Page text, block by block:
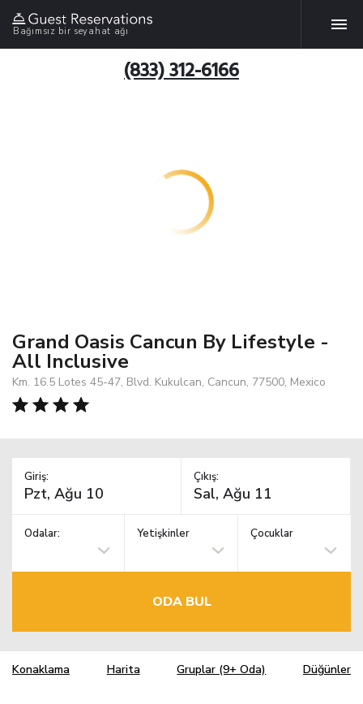
Bağımsız bir seyahat ağı
(833) 312-6166
Grand Oasis Cancun By Lifestyle -
All Inclusive
Km. 16.5 Lotes 45-47, Blvd. Kukulcan, Cancun, 77500, Mexico
Giriş: Çıkış:
Odalar: Yetişkinler Çocuklar
ODA BUL
Konaklama Harita Gruplar (9+ Oda) Düğünler